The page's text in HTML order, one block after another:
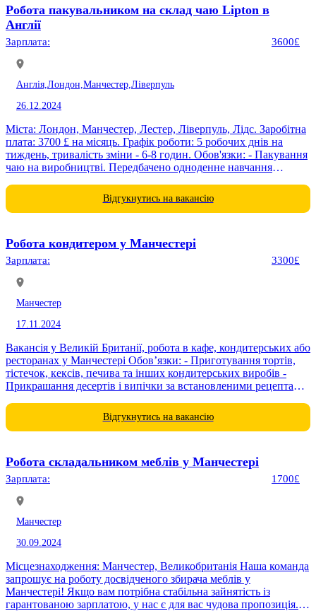
Робота пакувальником на склад чаю Lipton в
Англії
Зарплата: 3600£
Англія, Лондон, Манчестер, Ліверпуль
26.12.2024
Міста: Лондон, Манчестер, Лестер, Ліверпуль, Лідс. Заробітна
плата: 3700 £ на місяць. Графік роботи: 5 робочих днів на
тиждень, тривалість зміни - 6-8 годин. Обов'язки: - Пакування
чаю на виробництві. Передбачено одноденне навчання
Відгукнутись на вакансію
Робота кондитером у Манчестері
Зарплата: 3300£
Манчестер
17.11.2024
Вакансія у Великій Британії, робота в кафе, кондитерських або
ресторанах у Манчестері Обов’язки: - Приготування тортів,
тістечок, кексів, печива та інших кондитерських виробів -
Прикрашання десертів і випічки за встановленими рецептами
Відгукнутись на вакансію
Робота складальником меблів у Манчестері
Зарплата: 1700£
Манчестер
30.09.2024
Місцезнаходження: Манчестер, Великобританія Наша команда
запрошує на роботу досвідченого збирача меблів у
Манчестері! Якщо вам потрібна стабільна зайнятість із
гарантованою зарплатою, у нас є для вас чудова пропозиція.